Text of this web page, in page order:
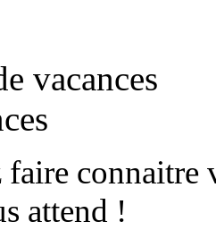
vacances
faire
attend !